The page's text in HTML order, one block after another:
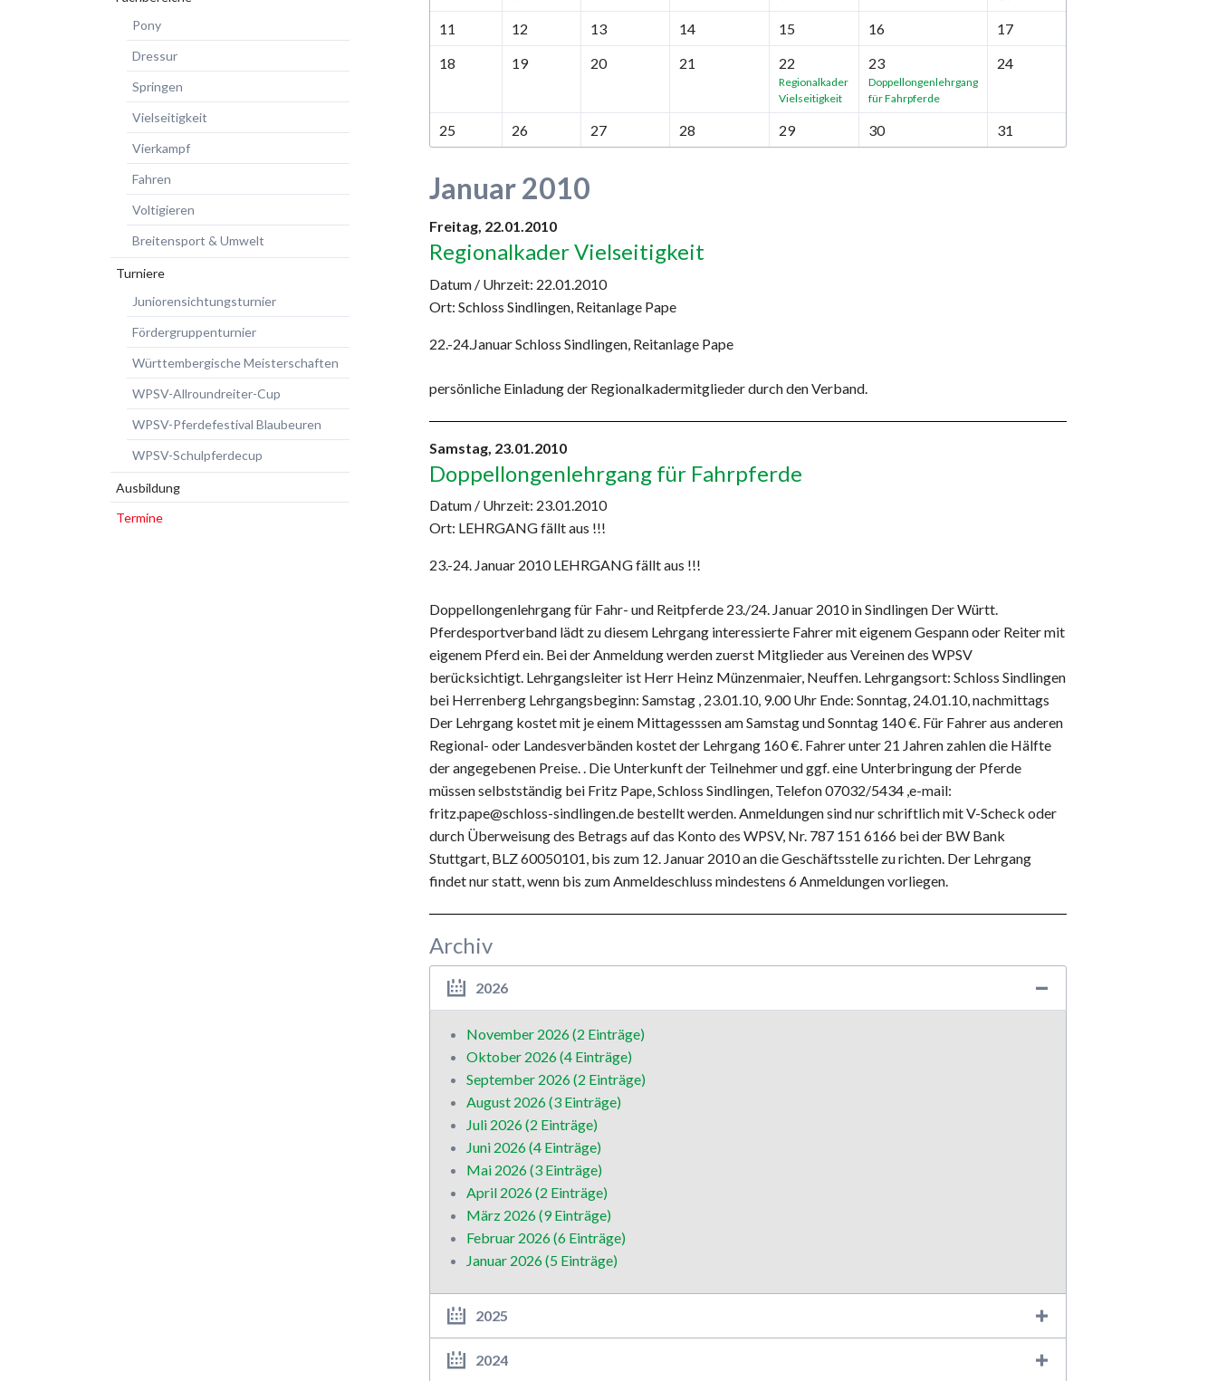
11
12 13 14 15 16
17
18
19 20 21 22
Regionalkader
Vielseitigkeit
23
Doppellongenlehrgang
für Fahrpferde
24
25 26 27 28 29 30 31
Januar 2010
Freitag, 22.01.2010
Regionalkader Vielseitigkeit
Datum / Uhrzeit: 22.01.2010
Ort: Schloss Sindlingen, Reitanlage Pape
22.-24.Januar Schloss Sindlingen, Reitanlage Pape
persönliche Einladung der Regionalkadermitglieder durch den Verband.
Samstag, 23.01.2010
Doppellongenlehrgang für Fahrpferde
Datum / Uhrzeit: 23.01.2010
Ort: LEHRGANG fällt aus !!!
23.-24. Januar 2010 LEHRGANG fällt aus !!!
Doppellongenlehrgang für Fahr- und Reitpferde 23./24. Januar 2010 in Sindlingen Der Württ.
Pferdesportverband lädt zu diesem Lehrgang interessierte Fahrer mit eigenem Gespann oder Reiter mit
eigenem Pferd ein. Bei der Anmeldung werden zuerst Mitglieder aus Vereinen des WPSV
berücksichtigt. Lehrgangsleiter ist Herr Heinz Münzenmaier, Neuffen. Lehrgangsort: Schloss Sindlingen
bei Herrenberg Lehrgangsbeginn: Samstag , 23.01.10, 9.00 Uhr Ende: Sonntag, 24.01.10, nachmittags
Der Lehrgang kostet mit je einem Mittagesssen am Samstag und Sonntag 140 €. Für Fahrer aus anderen
Regional- oder Landesverbänden kostet der Lehrgang 160 €. Fahrer unter 21 Jahren zahlen die Hälfte
der angegebenen Preise. . Die Unterkunft der Teilnehmer und ggf. eine Unterbringung der Pferde
müssen selbstständig bei Fritz Pape, Schloss Sindlingen, Telefon 07032/5434 ,e-mail:
fritz.pape@schloss-sindlingen.de bestellt werden. Anmeldungen sind nur schriftlich mit V-Scheck oder
durch Überweisung des Betrags auf das Konto des WPSV, Nr. 787 151 6166 bei der BW Bank
Stuttgart, BLZ 60050101, bis zum 12. Januar 2010 an die Geschäftsstelle zu richten. Der Lehrgang
findet nur statt, wenn bis zum Anmeldeschluss mindestens 6 Anmeldungen vorliegen.
Archiv
2026
November 2026 (2 Einträge)
Oktober 2026 (4 Einträge)
September 2026 (2 Einträge)
August 2026 (3 Einträge)
Juli 2026 (2 Einträge)
Juni 2026 (4 Einträge)
Mai 2026 (3 Einträge)
April 2026 (2 Einträge)
März 2026 (9 Einträge)
Februar 2026 (6 Einträge)
Januar 2026 (5 Einträge)
2025
2024
Pony
Dressur
Springen
Vielseitigkeit
Vierkampf
Fahren
Voltigieren
Breitensport & Umwelt
Turniere
Juniorensichtungsturnier
Fördergruppenturnier
Württembergische Meisterschaften
WPSV-Allroundreiter-Cup
WPSV-Pferdefestival Blaubeuren
WPSV-Schulpferdecup
Ausbildung
Termine